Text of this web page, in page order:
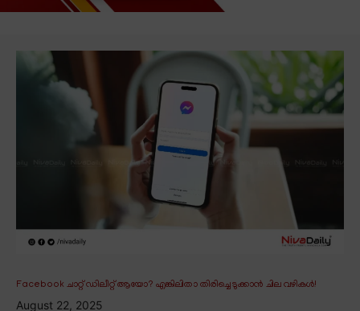
Facebook ചാറ്റ് ഡിലീറ്റ് ആയോ? എങ്കിലിതാ തിരിച്ചെടുക്കാൻ ചില വഴികൾ!
August 22, 2025